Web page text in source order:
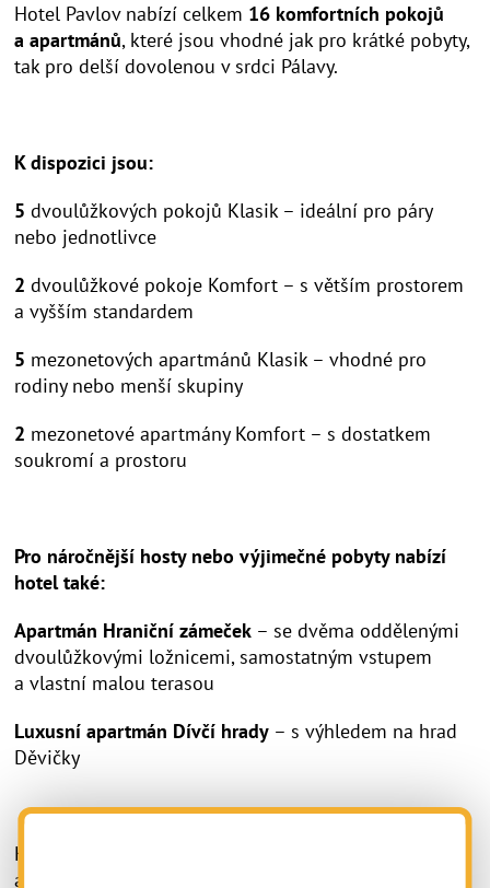
Hotel Pavlov nabízí celkem 16 komfortních pokojů
a apartmánů, které jsou vhodné jak pro krátké pobyty,
tak pro delší dovolenou v srdci Pálavy.
K dispozici jsou:
5 dvoulůžkových pokojů Klasik – ideální pro páry
nebo jednotlivce
2 dvoulůžkové pokoje Komfort – s větším prostorem
a vyšším standardem
5 mezonetových apartmánů Klasik – vhodné pro
rodiny nebo menší skupiny
2 mezonetové apartmány Komfort – s dostatkem
soukromí a prostoru
Pro náročnější hosty nebo výjimečné pobyty nabízí
hotel také:
Apartmán Hraniční zámeček – se dvěma oddělenými
dvoulůžkovými ložnicemi, samostatným vstupem
a vlastní malou terasou
Luxusní apartmán Dívčí hrady – s výhledem na hrad
Děvičky
Každý pokoj i apartmán poskytuje klid, pohodlí
a zázemí pro nerušený pobyt.